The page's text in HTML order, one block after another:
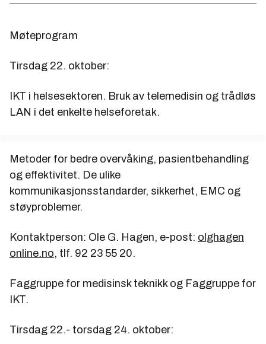
Møteprogram
Tirsdag 22. oktober:
IKT i helsesektoren. Bruk av telemedisin og trådløs
LAN i det enkelte helseforetak.
Metoder for bedre overvåking, pasientbehandling
og effektivitet. De ulike
kommunikasjonsstandarder, sikkerhet, EMC og
støyproblemer.
Kontaktperson: Ole G. Hagen, e-post: olghagen
online.no, tlf. 92 23 55 20.
Faggruppe for medisinsk teknikk og Faggruppe for
IKT.
Tirsdag 22.- torsdag 24. oktober: